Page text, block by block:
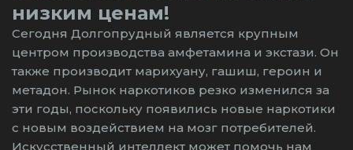
низким ценам!
Сегодня Долгопрудный является крупным
центром производства амфетамина и экстази. Он
также производит марихуану, гашиш, героин и
метадон. Рынок наркотиков резко изменился за
эти годы, поскольку появились новые наркотики
с новым воздействием на мозг потребителей.
Искусственный интеллект может помочь нам